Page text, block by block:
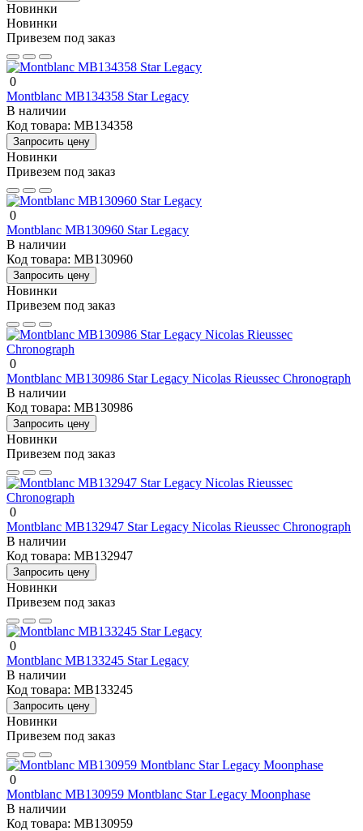
Новинки
Новинки
Привезем под заказ
0
Montblanc MB134358 Star Legacy
В наличии
Код товара: MB134358
Запросить цену
Новинки
Привезем под заказ
0
Montblanc MB130960 Star Legacy
В наличии
Код товара: MB130960
Запросить цену
Новинки
Привезем под заказ
0
Montblanc MB130986 Star Legacy Nicolas Rieussec Chronograph
В наличии
Код товара: MB130986
Запросить цену
Новинки
Привезем под заказ
0
Montblanc MB132947 Star Legacy Nicolas Rieussec Chronograph
В наличии
Код товара: MB132947
Запросить цену
Новинки
Привезем под заказ
0
Montblanc MB133245 Star Legacy
В наличии
Код товара: MB133245
Запросить цену
Новинки
Привезем под заказ
0
Montblanc MB130959 Montblanc Star Legacy Moonphase
В наличии
Код товара: MB130959